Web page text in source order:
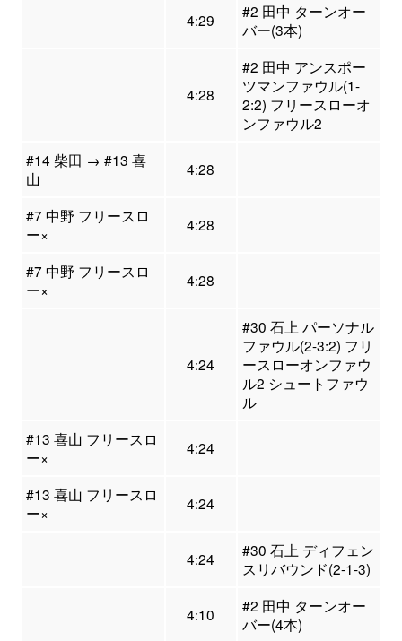
4:29
#2 田中 ターンオー
バー(3本)
4:28
#2 田中 アンスポー
ツマンファウル(1-
2:2) フリースローオ
ンファウル2
#14 柴田 → #13 喜
山
4:28
#7 中野 フリースロ
ー×
4:28
#7 中野 フリースロ
ー×
4:28
4:24
#30 石上 パーソナル
ファウル(2-3:2) フリ
ースローオンファウ
ル2 シュートファウ
ル
#13 喜山 フリースロ
ー×
4:24
#13 喜山 フリースロ
ー×
4:24
4:24
#30 石上 ディフェン
スリバウンド(2-1-3)
4:10
#2 田中 ターンオー
バー(4本)